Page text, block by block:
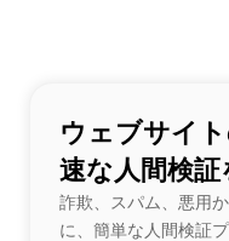
ウェブサイ
速な人間検
詐欺、スパム、悪用
に、簡単な人間検証